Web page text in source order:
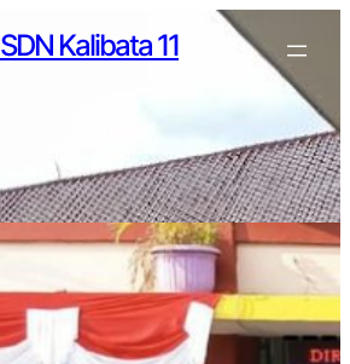
SDN Kalibata 11